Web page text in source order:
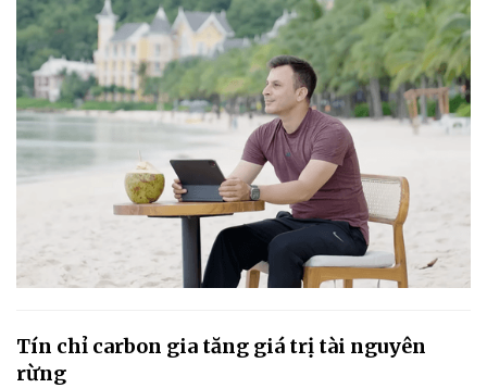
Tín chỉ carbon gia tăng giá trị tài nguyên
rừng